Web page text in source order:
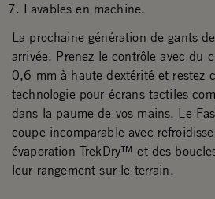
Lavables en machine.
La prochaine génération de gants
arrivée. Prenez le contrôle avec du
0,6 mm à haute dextérité et restez
technologie pour écrans tactiles
dans la paume de vos mains. Le
coupe incomparable avec
évaporation TrekDry™ et des
leur rangement sur le terrain.